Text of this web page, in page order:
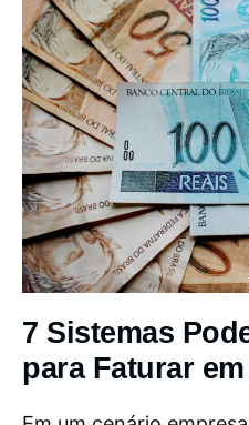
7 Sistemas
para Faturar em